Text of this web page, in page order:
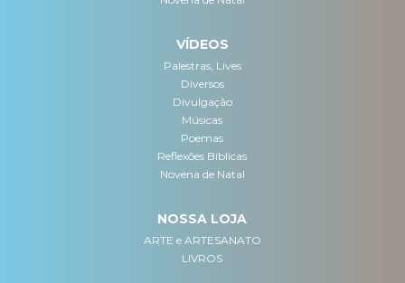
VÍDEOS
Palestras, Lives
Diversos
Divulgação
Músicas
Poemas
Reflexões Bíblicas
Novena de Natal
NOSSA LOJA
ARTE e ARTESANATO
LIVROS